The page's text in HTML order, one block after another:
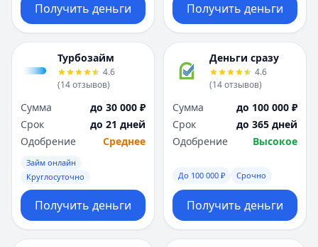
Получить деньги Получить деньги
Турбозайм
4.6
(14отзывов)
Сумма
до 30 000 ₽
Срок
до 21 дней
Одобрение
Среднее
Займ онлайн
Круглосуточно
Получить деньги
Деньги сразу
4.6
(14отзывов)
Сумма
до 100 000 ₽
Срок
до 365 дней
Одобрение
Высокое
До 100 000 ₽ Срочно
Получить деньги